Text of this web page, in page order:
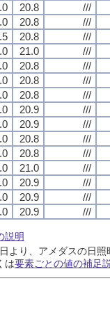
20.8 ///
20.8 ///
20.8 ///
21.0 ///
20.8 ///
20.8 ///
20.8 ///
20.9 ///
20.9 ///
20.8 ///
20.8 ///
21.0 ///
20.9 ///
20.9 ///
20.9 ///
説明
より、アメダスの日
は要素ごとの値の補足